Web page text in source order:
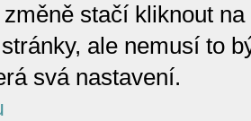
změně stačí kliknout
ale nemusí to
svá nastavení.